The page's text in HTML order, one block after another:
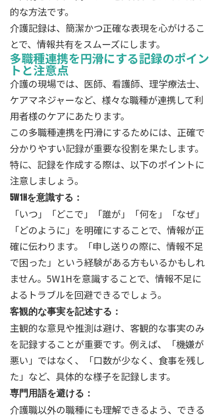
的な方法です。
介護記録は、簡潔かつ正確な表現を心がけるこ
とで、情報共有をスムーズにします。
多職種連携を円滑にする記録のポイン
トと注意点
介護の現場では、医師、看護師、理学療法士、
ケアマネジャーなど、様々な職種が連携して利
用者様のケアにあたります。
この多職種連携を円滑にするためには、正確で
分かりやすい記録が重要な役割を果たします。
特に、記録を作成する際は、以下のポイントに
注意しましょう。
5W1Hを意識する：
「いつ」「どこで」「誰が」「何を」「なぜ」
「どのように」を明確にすることで、情報が正
確に伝わります。「申し送りの際に、情報不足
で困った」という経験がある方もいるかもしれ
ません。5W1Hを意識することで、情報不足に
よるトラブルを回避できるでしょう。
客観的な事実を記述する：
主観的な意見や推測は避け、客観的な事実のみ
を記録することが重要です。例えば、「機嫌が
悪い」ではなく、「口数が少なく、食事を残し
た」など、具体的な様子を記録します。
専門用語を避ける：
介護職以外の職種にも理解できるよう、できる